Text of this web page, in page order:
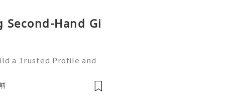
Hand Gi
a Trusted Profile and
and collabo